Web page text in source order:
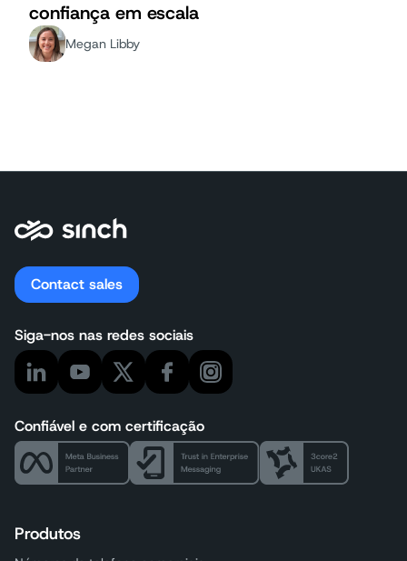
confiança em escala
Megan Libby
Contact sales
Siga-nos nas redes sociais
Confiável e com certificação
Produtos